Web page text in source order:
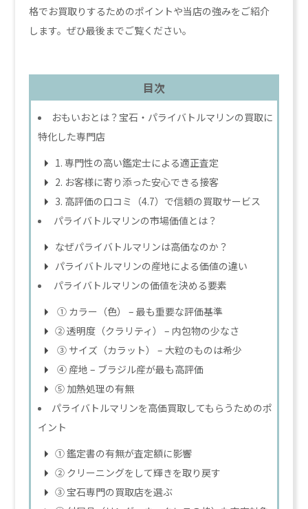
格でお買取りするためのポイントや当店の強みをご紹介
します。ぜひ最後までご覧ください。
目次
おもいおとは？宝石・パライバトルマリンの買取に
特化した専門店
1. 専門性の高い鑑定士による適正査定
2. お客様に寄り添った安心できる接客
3. 高評価の口コミ（4.7）で信頼の買取サービス
パライバトルマリンの市場価値とは？
なぜパライバトルマリンは高価なのか？
パライバトルマリンの産地による価値の違い
パライバトルマリンの価値を決める要素
① カラー（色） – 最も重要な評価基準
② 透明度（クラリティ） – 内包物の少なさ
③ サイズ（カラット） – 大粒のものは希少
④ 産地 – ブラジル産が最も高評価
⑤ 加熱処理の有無
パライバトルマリンを高価買取してもらうためのポ
イント
① 鑑定書の有無が査定額に影響
② クリーニングをして輝きを取り戻す
③ 宝石専門の買取店を選ぶ